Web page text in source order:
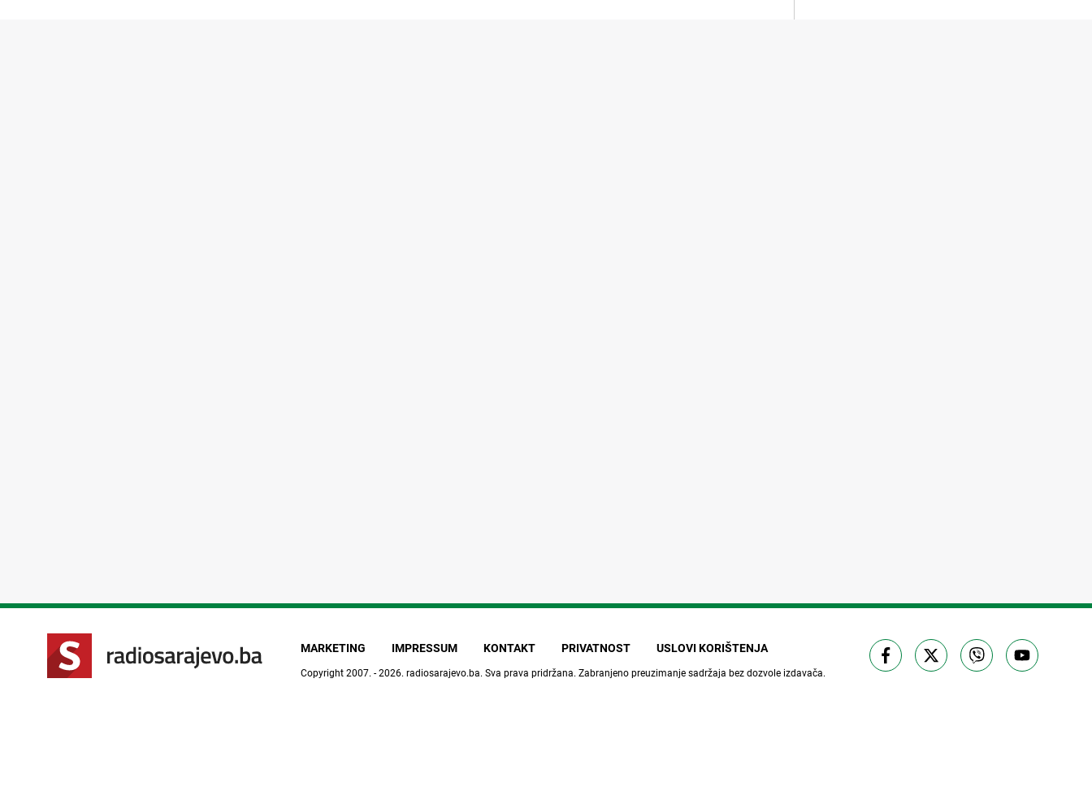
MARKETING IMPRESSUM KONTAKT PRIVATNOST USLOVI KORIŠTENJA
Copyright 2007. - 2026. radiosarajevo.ba. Sva prava pridržana. Zabranjeno preuzimanje sadržaja bez dozvole izdavača.